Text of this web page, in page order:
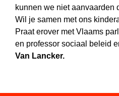
kunnen we niet aanvaarden
Wil je samen met ons
Praat erover met Vlaams
en professor sociaal beleid
Van Lancker.